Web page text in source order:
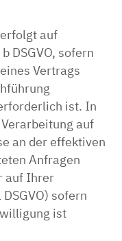
auf
DSGVO, sofern
Vertrags
ist. In
auf
an der effektiven
Anfragen
auf Ihrer
sofern
ist